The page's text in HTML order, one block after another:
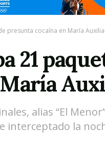
presunta cocaína en María
21
alias “El
interceptado la